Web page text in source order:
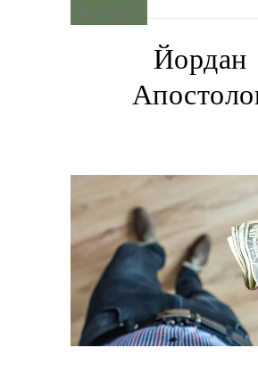
Йордан